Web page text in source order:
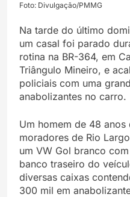
Foto: Divulgação/PMMG
Na tarde do último
um casal foi parado
rotina na BR-364, em
Triângulo Mineiro, e
policiais com uma
anabolizantes no carro.
Um homem de 48 anos
moradores de Rio
um VW Gol branco
banco traseiro do
diversas caixas
300 mil em